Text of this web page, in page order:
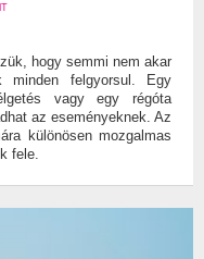
hogy semmi nem akar
minden felgyorsul. Egy
vagy egy régóta
az eseményeknek. Az
különösen mozgalmas
fele.